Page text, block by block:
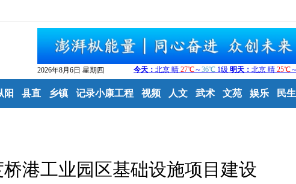
2026年8月6日 星期四
阳 县直 乡镇 记录小康工程 视频 人文 武术 文苑 娱乐 民生
港工业园区基础设施项目建设